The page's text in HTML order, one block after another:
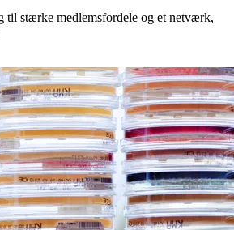
til stærke medlemsfordele og et netværk,